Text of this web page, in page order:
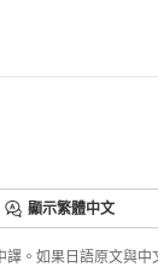
顯示繁體中文
。如果日語原文與中